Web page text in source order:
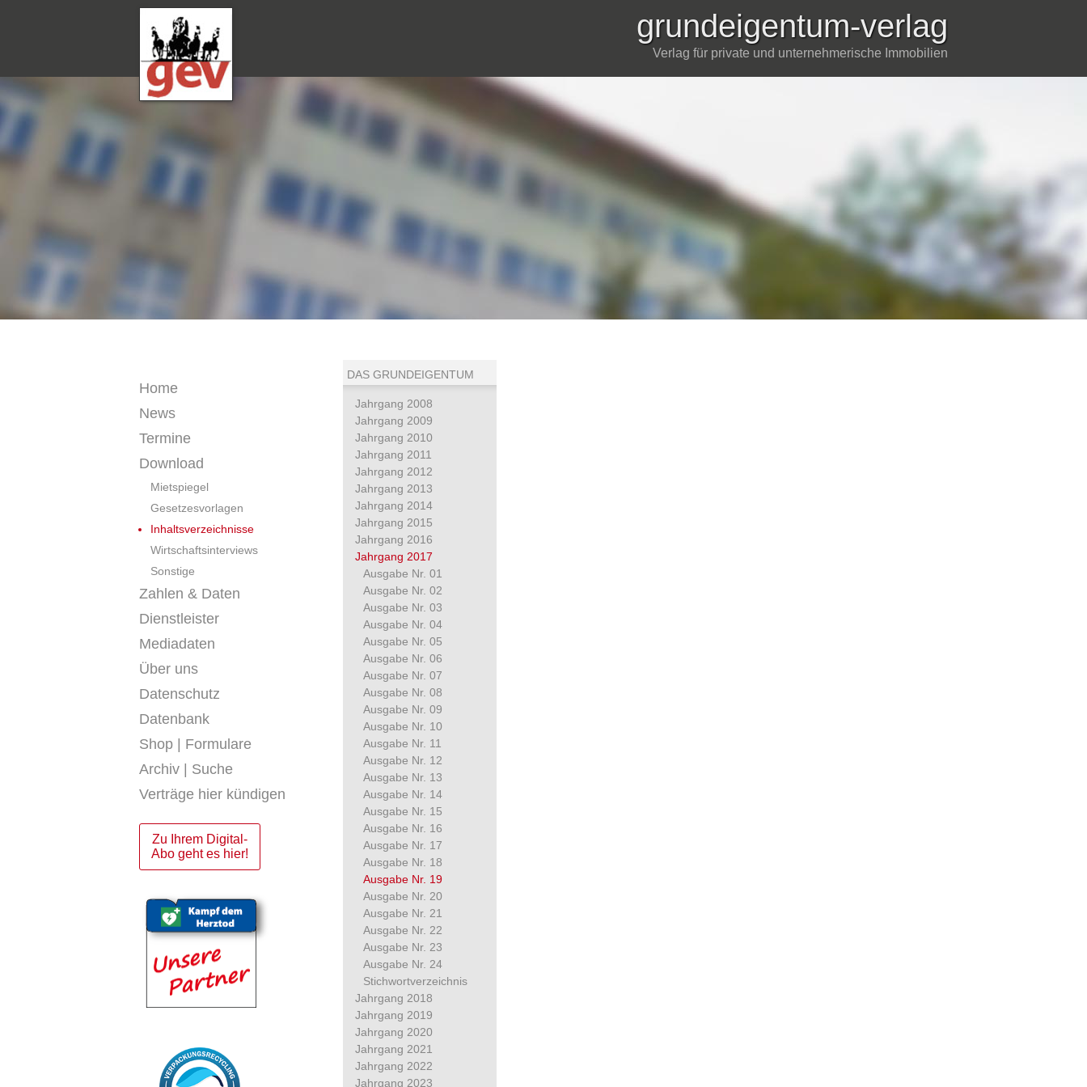
grundeigentum-verlag
Verlag für private und unternehmerische Immobilien
Home
News
Termine
Download
Mietspiegel
Gesetzesvorlagen
Inhaltsverzeichnisse
Wirtschaftsinterviews
Sonstige
Zahlen & Daten
Dienstleister
Mediadaten
Über uns
Datenschutz
Datenbank
Shop | Formulare
Archiv | Suche
Verträge hier kündigen
Zu Ihrem Digital-
Abo geht es hier!
DAS GRUNDEIGENTUM
Jahrgang 2008
Jahrgang 2009
Jahrgang 2010
Jahrgang 2011
Jahrgang 2012
Jahrgang 2013
Jahrgang 2014
Jahrgang 2015
Jahrgang 2016
Jahrgang 2017
Ausgabe Nr. 01
Ausgabe Nr. 02
Ausgabe Nr. 03
Ausgabe Nr. 04
Ausgabe Nr. 05
Ausgabe Nr. 06
Ausgabe Nr. 07
Ausgabe Nr. 08
Ausgabe Nr. 09
Ausgabe Nr. 10
Ausgabe Nr. 11
Ausgabe Nr. 12
Ausgabe Nr. 13
Ausgabe Nr. 14
Ausgabe Nr. 15
Ausgabe Nr. 16
Ausgabe Nr. 17
Ausgabe Nr. 18
Ausgabe Nr. 19
Ausgabe Nr. 20
Ausgabe Nr. 21
Ausgabe Nr. 22
Ausgabe Nr. 23
Ausgabe Nr. 24
Stichwortverzeichnis
Jahrgang 2018
Jahrgang 2019
Jahrgang 2020
Jahrgang 2021
Jahrgang 2022
Jahrgang 2023